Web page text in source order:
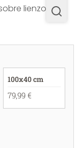
lienzo
100x40 cm
79,99 €